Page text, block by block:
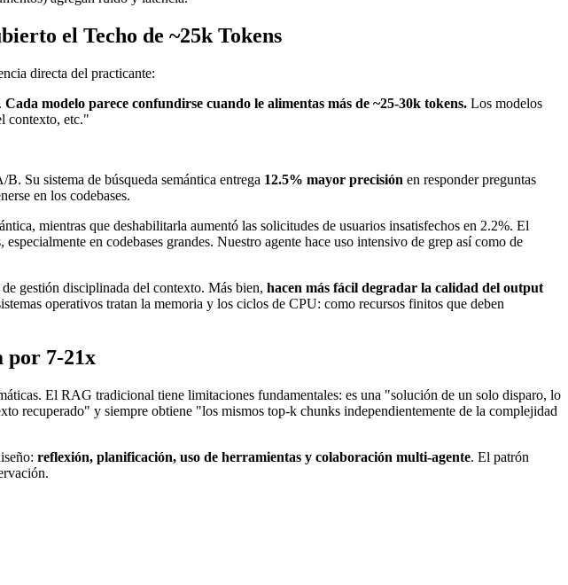
el Techo de ~25k Tokens
directa del practicante:
Cada modelo parece confundirse cuando le alimentas más de ~25-30k tokens. Los modelos
contexto, etc."
Su sistema de búsqueda semántica entrega 12.5% mayor precisión en responder preguntas
en los codebases.
mientras que deshabilitarla aumentó las solicitudes de usuarios insatisfechos en 2.2%. El
en codebases grandes. Nuestro agente hace uso intensivo de grep así como de
gestión disciplinada del contexto. Más bien, hacen más fácil degradar la calidad del output
operativos tratan la memoria y los ciclos de CPU: como recursos finitos que deben
por 7-21x
El RAG tradicional tiene limitaciones fundamentales: es una "solución de un solo disparo, lo
recuperado" y siempre obtiene "los mismos top-k chunks independientemente de la complejidad
reflexión, planificación, uso de herramientas y colaboración multi-agente. El patrón